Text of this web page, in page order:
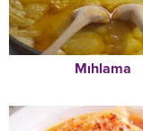
Mıhlama